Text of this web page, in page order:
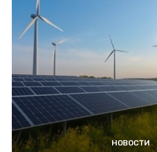
НОВОСТИ